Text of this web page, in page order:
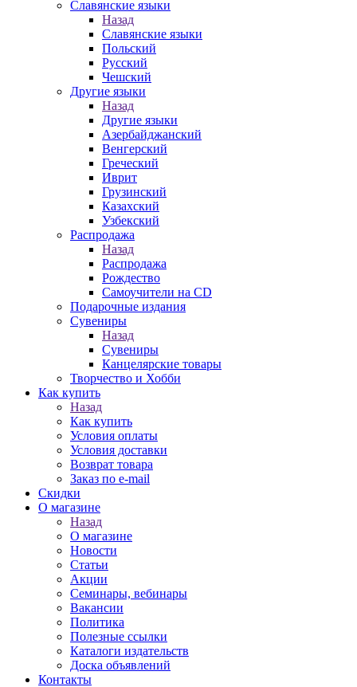
Славянские языки
Назад
Славянские языки
Польский
Русский
Чешский
Другие языки
Назад
Другие языки
Азербайджанский
Венгерский
Греческий
Иврит
Грузинский
Казахский
Узбекский
Распродажа
Назад
Распродажа
Рождество
Самоучители на CD
Подарочные издания
Сувениры
Назад
Сувениры
Канцелярские товары
Творчество и Хобби
Как купить
Назад
Как купить
Условия оплаты
Условия доставки
Возврат товара
Заказ по e-mail
Скидки
О магазине
Назад
О магазине
Новости
Статьи
Акции
Семинары, вебинары
Вакансии
Политика
Полезные ссылки
Каталоги издательств
Доска объявлений
Контакты